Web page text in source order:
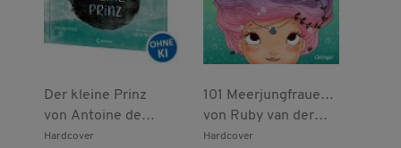
Der kleine Prinz
von Antoine de
Saint-Exupéry
Hardcover
101 Meerjungfrauen
und alles, was du
über sie wissen
von Ruby van der
Bogen
Hardcover